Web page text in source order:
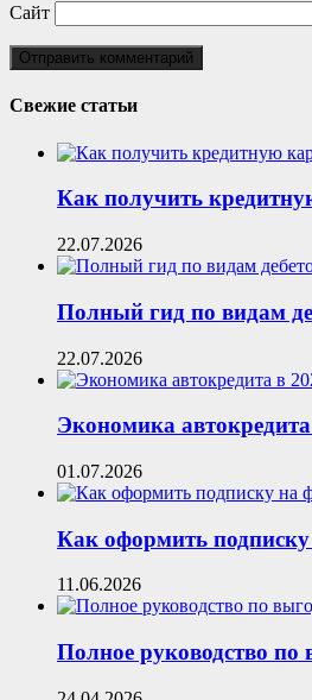
Сайт
Свежие статьи
Как получить
22.07.2026
Полный гид по видам
22.07.2026
Экономика
01.07.2026
Как оформить
11.06.2026
Полное руководство по